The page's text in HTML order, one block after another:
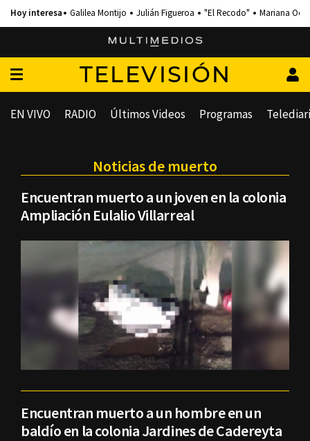
Galilea Montijo Julián Figueroa "El Recodo" Mariana
TELEVISIÓN
EN VIVO RADIO Últimos Videos Programas
Noticias de muerto
Encuentran muerto a un joven en la colonia
Ampliación Eulalio Villarreal
Encuentran muerto a un hombre en un
baldío en la colonia Jardines de Cadereyta